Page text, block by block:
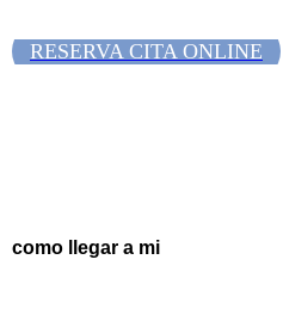
RESERVA CITA ONLINE
como llegar a mi